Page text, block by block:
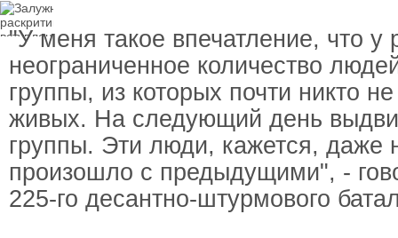
НАТО и предлагает
"У меня такое впечатление, что у
неограниченное количество
группы, из которых почти никто
живых. На следующий день
группы. Эти люди, кажется, даже
произошло с предыдущими", -
225-го десантно-штурмового